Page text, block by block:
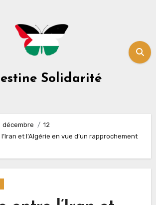
Solidarité
décembre
12
et l’Algérie en vue d’un rapprochement